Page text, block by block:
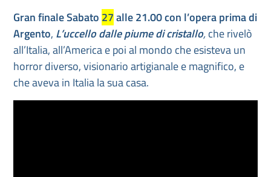
Gran finale Sabato 27alle 21.00 con l’opera prima di
Argento, L’uccello dalle piume di cristallo,che rivelò
all’Italia, all’America e poi al mondo che esisteva un
horror diverso, visionario artigianale e magnifico, e
che aveva in Italia la sua casa.